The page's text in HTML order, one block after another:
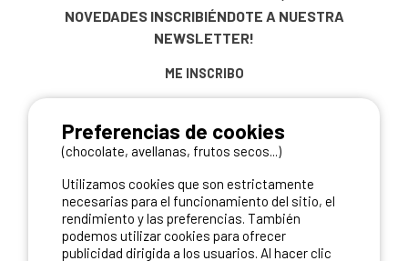
NOVEDADES INSCRIBIÉNDOTE A NUESTRA
NEWSLETTER!
ME INSCRIBO
NUESTROS PARTNERS
Preferencias de cookies
(chocolate, avellanas, frutos secos...)
Utilizamos cookies que son estrictamente
necesarias para el funcionamiento del sitio, el
rendimiento y las preferencias. También
podemos utilizar cookies para ofrecer
publicidad dirigida a los usuarios. Al hacer clic